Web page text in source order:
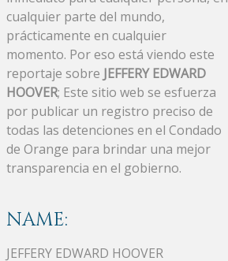
cualquier parte del mundo,
prácticamente en cualquier
momento. Por eso está viendo este
reportaje sobre JEFFERY EDWARD
HOOVER; Este sitio web se esfuerza
por publicar un registro preciso de
todas las detenciones en el Condado
de Orange para brindar una mejor
transparencia en el gobierno.
NAME:
JEFFERY EDWARD HOOVER